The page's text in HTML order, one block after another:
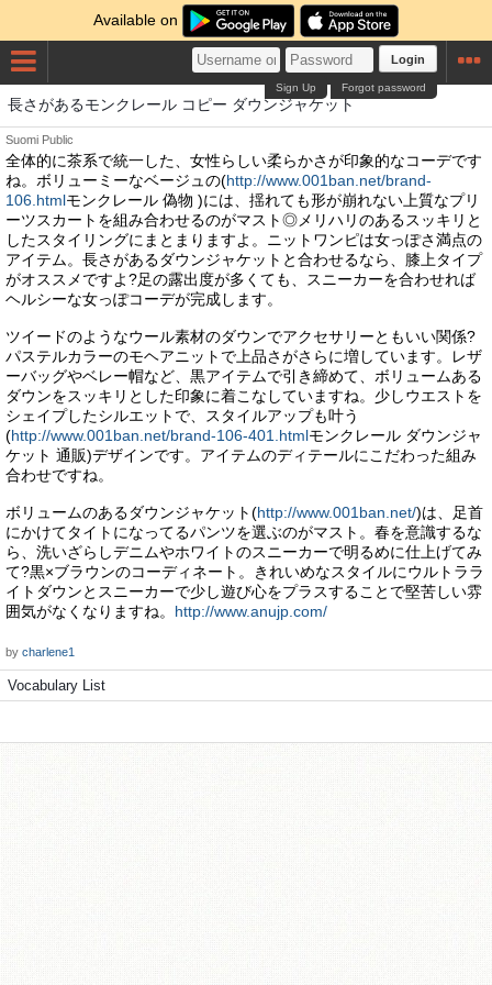
Available on
Login
Forgot password
Sign Up
長さがあるモンクレール コピー ダウンジャケット
Suomi Public
全体的に茶系で統一した、女性らしい柔らかさが印象的なコーデです
ね。ボリューミーなベージュの(http://www.001ban.net/brand-
106.htmlモンクレール 偽物 )には、揺れても形が崩れない上質なプリ
ーツスカートを組み合わせるのがマスト◎メリハリのあるスッキリと
したスタイリングにまとまりますよ。ニットワンピは女っぽさ満点の
アイテム。長さがあるダウンジャケットと合わせるなら、膝上タイプ
がオススメですよ?足の露出度が多くても、スニーカーを合わせれば
ヘルシーな女っぽコーデが完成します。
ツイードのようなウール素材のダウンでアクセサリーともいい関係?
パステルカラーのモヘアニットで上品さがさらに増しています。レザ
ーバッグやベレー帽など、黒アイテムで引き締めて、ボリュームある
ダウンをスッキリとした印象に着こなしていますね。少しウエストを
シェイプしたシルエットで、スタイルアップも叶う
(http://www.001ban.net/brand-106-401.htmlモンクレール ダウンジャ
ケット 通販)デザインです。アイテムのディテールにこだわった組み
合わせですね。
ボリュームのあるダウンジャケット(http://www.001ban.net/)は、足首
にかけてタイトになってるパンツを選ぶのがマスト。春を意識するな
ら、洗いざらしデニムやホワイトのスニーカーで明るめに仕上げてみ
て?黒×ブラウンのコーディネート。きれいめなスタイルにウルトララ
イトダウンとスニーカーで少し遊び心をプラスすることで堅苦しい雰
囲気がなくなりますね。 http://www.anujp.com/
by charlene1
Vocabulary List